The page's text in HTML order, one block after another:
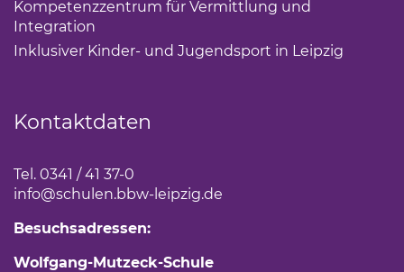
Kompetenzzentrum für Vermittlung und
Integration
Inklusiver Kinder- und Jugendsport in Leipzig
Kontaktdaten
Tel. 0341 / 41 37-0
info@schulen.bbw-leipzig.de
Besuchsadressen:
Wolfgang-Mutzeck-Schule